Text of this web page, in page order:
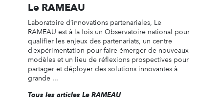
Le RAMEAU
Laboratoire d’innovations partenariales, Le
RAMEAU est à la fois un Observatoire national pour
qualifier les enjeux des partenariats, un centre
d’expérimentation pour faire émerger de nouveaux
modèles et un lieu de réflexions prospectives pour
partager et déployer des solutions innovantes à
grande ...
Tous les articles Le RAMEAU